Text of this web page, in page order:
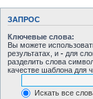
ЗАПРОС
Ключевые слова:
Вы можете
результатах, и - для
разделить слова
качестве шаблона для
Искать все